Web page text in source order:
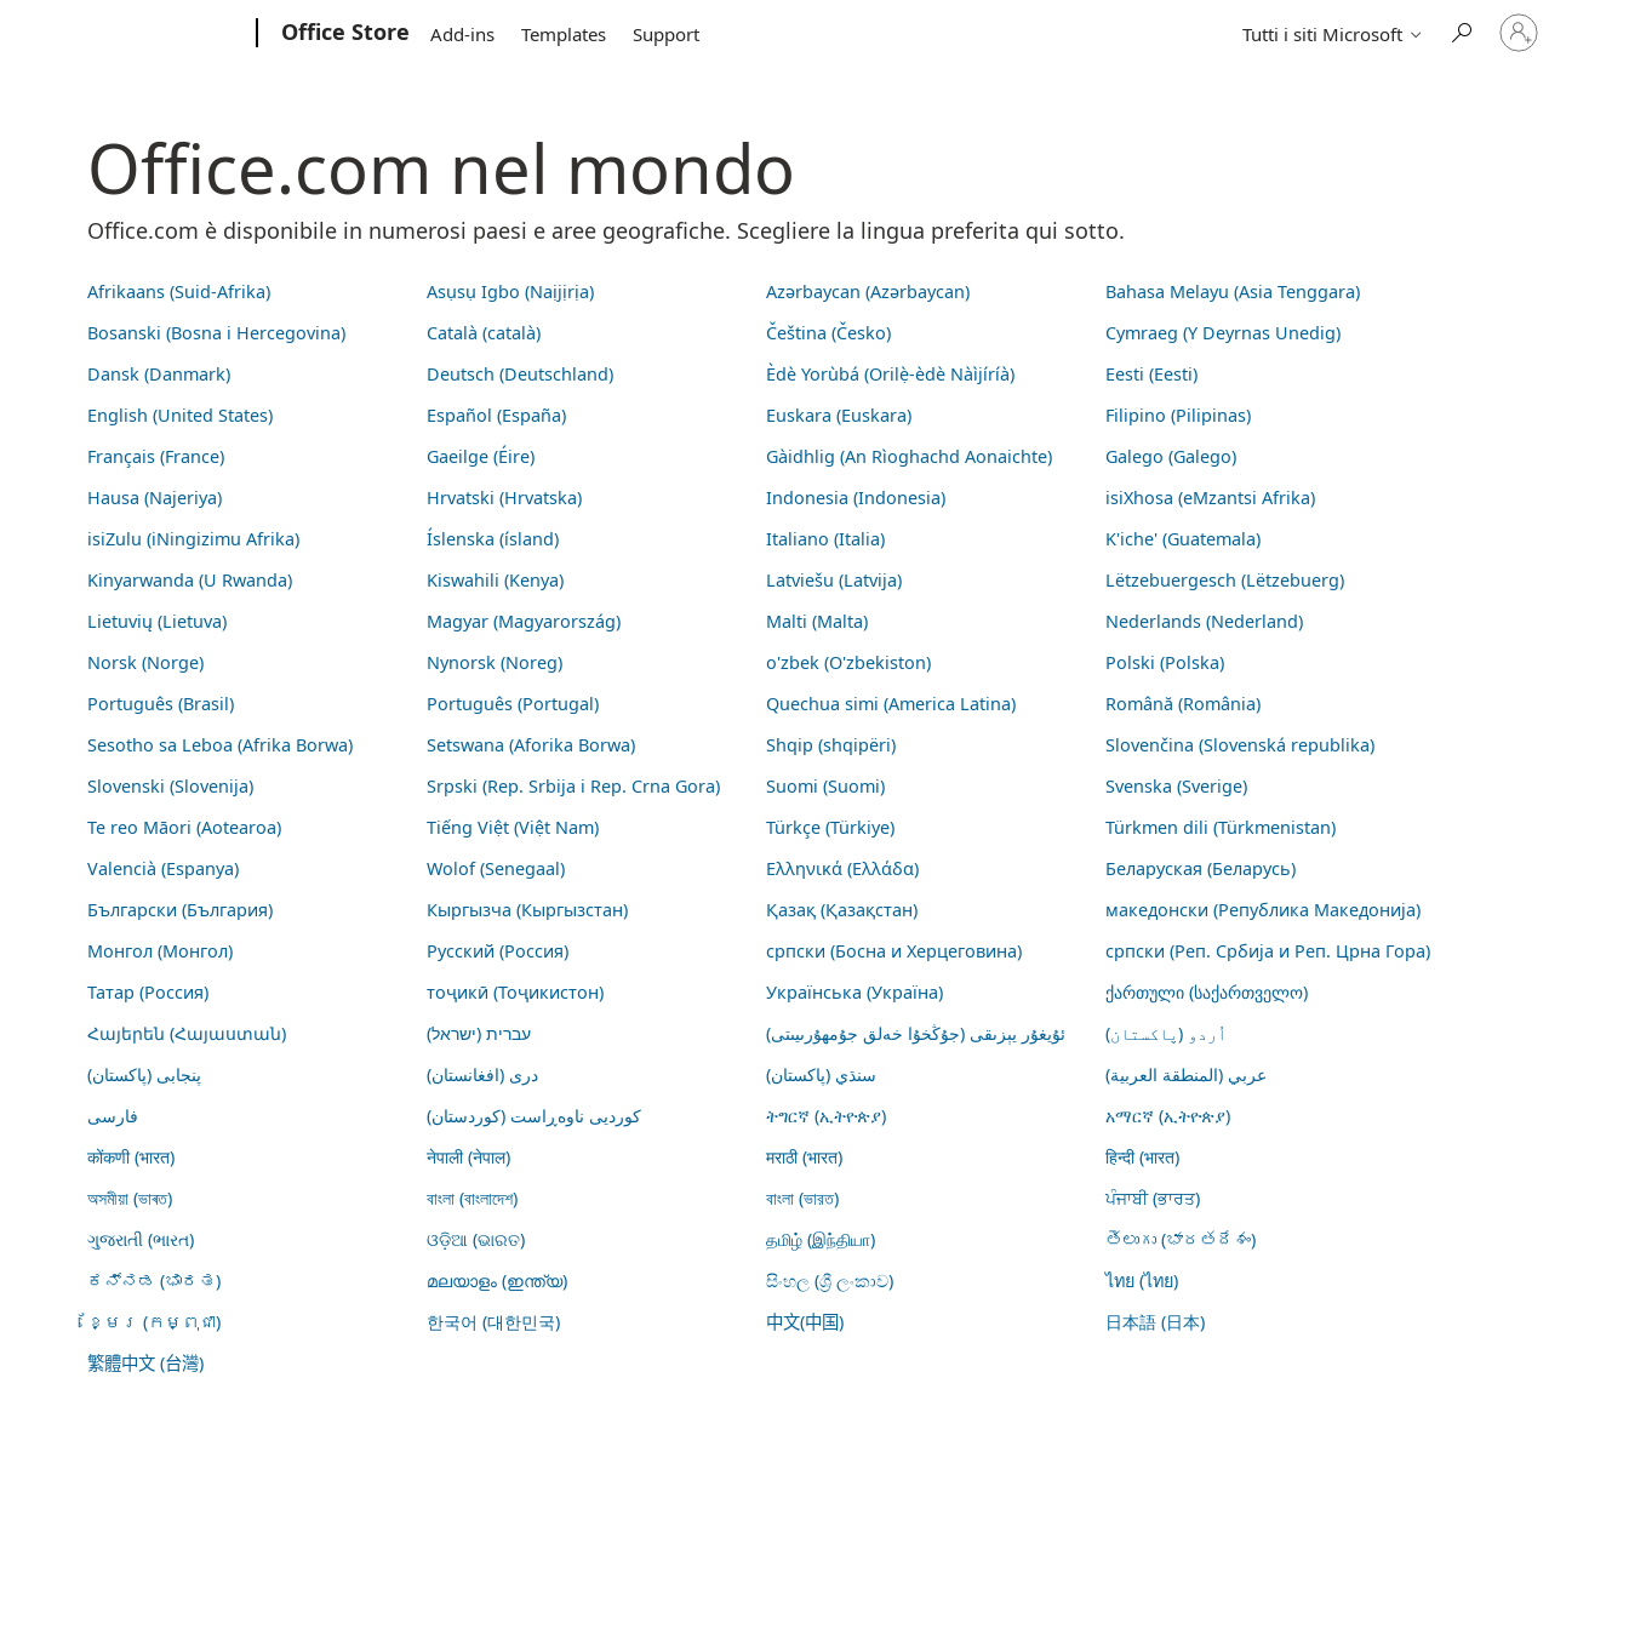
Office Store Add-ins Templates Support Tutti i siti Microsoft
Accedi
con
Office.com nel mondo
Office.com è disponibile in numerosi paesi e aree geografiche. Scegliere la lingua preferita qui sotto.
Afrikaans (Suid-Afrika) Asụsụ Igbo (Naịjịrịa) Azərbaycan (Azərbaycan)
Bahasa Melayu (Asia Tenggara)
Bosanski (Bosna i Hercegovina)
Català (català) Čeština (Česko)
Cymraeg (Y Deyrnas Unedig)
Dansk (Danmark)
Deutsch (Deutschland) Èdè Yorùbá (Orilẹ̀-èdè Nàìjíríà)
Eesti (Eesti)
English (United States)
Español (España) Euskara (Euskara)
Filipino (Pilipinas)
Français (France)
Gaeilge (Éire) Gàidhlig (An Rìoghachd Aonaichte)
Galego (Galego)
Hausa (Najeriya)
Hrvatski (Hrvatska) Indonesia (Indonesia)
isiXhosa (eMzantsi Afrika)
isiZulu (iNingizimu Afrika)
Íslenska (ísland) Italiano (Italia)
K'iche' (Guatemala)
Kinyarwanda (U Rwanda)
Kiswahili (Kenya) Latviešu (Latvija)
Lëtzebuergesch (Lëtzebuerg)
Lietuvių (Lietuva)
Magyar (Magyarország) Malti (Malta)
Nederlands (Nederland)
Norsk (Norge)
Nynorsk (Noreg) o'zbek (O'zbekiston)
Polski (Polska)
Português (Brasil)
Português (Portugal) Quechua simi (America Latina)
Română (România)
Sesotho sa Leboa (Afrika Borwa)
Setswana (Aforika Borwa) Shqip (shqipëri)
Slovenčina (Slovenská republika)
Slovenski (Slovenija)
Srpski (Rep. Srbija i Rep. Crna Gora) Suomi (Suomi)
Svenska (Sverige)
Te reo Māori (Aotearoa)
Tiếng Việt (Việt Nam) Türkçe (Türkiye)
Türkmen dili (Türkmenistan)
Valencià (Espanya)
Wolof (Senegaal) Ελληνικά (Ελλάδα)
Беларуская (Беларусь)
Български (България)
Кыргызча (Кыргызстан) Қазақ (Қазақстан)
македонски (Република Македонија)
Монгол (Монгол)
Русский (Россия) српски (Босна и Херцеговина)
српски (Реп. Србија и Реп. Црна Гора)
Татар (Россия)
тоҷикӣ (Тоҷикистон) Українська (Україна)
ქართული (საქართველო)
Հայերեն (Հայաստան)
עברית (ישראל) ئۇيغۇر يېزىقى (جۇڭخۇا خەلق جۇمھۇرىيىتى)
اُردو (پاکستان)
پنجابی (پاکستان)
درى (افغانستان) سنڌي (پاکستان)
عربي (المنطقة العربية)
فارسى
کوردیی ناوەڕاست (کوردستان) ትግርኛ (ኢትዮጵያ)
አማርኛ (ኢትዮጵያ)
कोंकणी (भारत)
नेपाली (नेपाल) मराठी (भारत)
हिन्दी (भारत)
অসমীয়া (ভাৰত)
বাংলা (বাংলাদেশ) বাংলা (ভারত)
ਪੰਜਾਬੀ (ਭਾਰਤ)
ગુજરાતી (ભારત)
ଓଡ଼ିଆ (ଭାରତ) தமிழ் (இந்தியா)
తెలుగు (భారతదేశం)
ಕನ್ನಡ (ಭಾರತ)
മലയാളം (ഇന്ത്യ) සිංහල (ශ්‍රී ලංකාව)
ไทย (ไทย)
ខ្មែរ (កម្ពុជា)
한국어 (대한민국) 中文(中国)
日本語 (日本)
繁體中文 (台灣)